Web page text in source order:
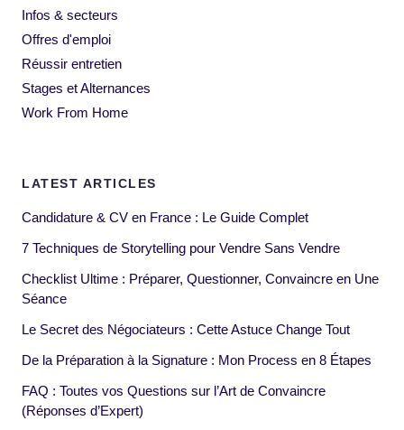
Infos & secteurs
Offres d'emploi
Réussir entretien
Stages et Alternances
Work From Home
LATEST ARTICLES
Candidature & CV en France : Le Guide Complet
7 Techniques de Storytelling pour Vendre Sans Vendre
Checklist Ultime : Préparer, Questionner, Convaincre en Une
Séance
Le Secret des Négociateurs : Cette Astuce Change Tout
De la Préparation à la Signature : Mon Process en 8 Étapes
FAQ : Toutes vos Questions sur l’Art de Convaincre
(Réponses d’Expert)